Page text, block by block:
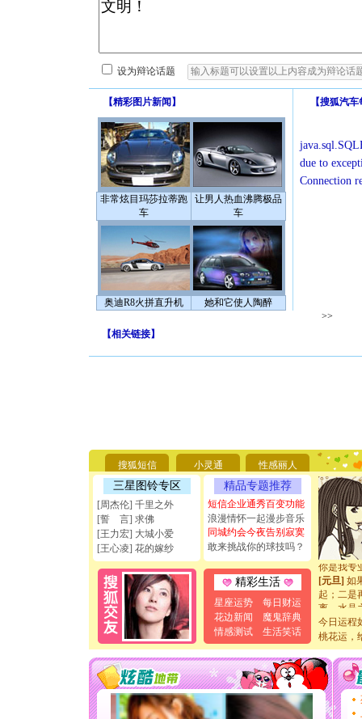
设为辩论话题
【精彩图片新闻 】
非常炫目玛莎拉蒂跑
车
让男人热血沸腾极品
车
奥迪R8火拼直升机 她和它使人陶醉
【搜狐汽车
due to
Connection
>>
【相关链接】
搜狐短信 小灵通 性感丽人
三星图铃专区
[周杰伦] 千里之外
[誓 言] 求佛
[王力宏] 大城小爱
[王心凌] 花的嫁纱
精品专题推荐
短信企业通秀百变功能
浪漫情怀一起漫步音乐
同城约会今夜告别寂寞
敢来挑战你的球技吗？
精彩生活
星座运势
每日财运
花边新闻
魔鬼辞典
情感测试
生活笑话
要平安！
[圣诞节]
能正大光
天都要快
[圣诞节]
如意,快
[元旦]看
断电。爱
你是我专
[元旦]如
起；二是
离。水晶
[元旦]当
泣，这痛
卖了。水
[春节]风
颜！冬去
道一声
[春节]
传
片叶子
今日运程
桃花运，